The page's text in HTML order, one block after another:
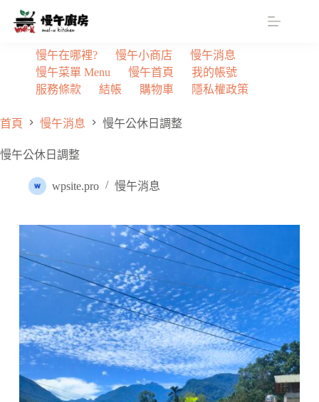
慢午在哪裡? 慢午小商店
慢午消息
慢午菜單 Menu
慢午首頁
我的帳號
服務條款
結帳 購物車 隱私權政策
首頁 慢午消息 慢午公休日調整
慢午公休日調整
wpsite.pro 慢午消息